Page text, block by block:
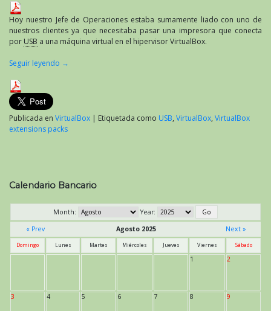
Hoy nuestro Jefe de Operaciones estaba sumamente liado con uno de
nuestros clientes ya que necesitaba pasar una impresora que conecta
por USB a una máquina virtual en el hipervisor VirtualBox.
Seguir leyendo →
Publicada en VirtualBox | Etiquetada como USB, VirtualBox, VirtualBox
extensions packs
Calendario Bancario
Month:
Year:
« Prev
Agosto 2025 Next »
Domingo Lunes Martes Miércoles Jueves Viernes Sábado
1 2
3 4 5 6 7 8 9